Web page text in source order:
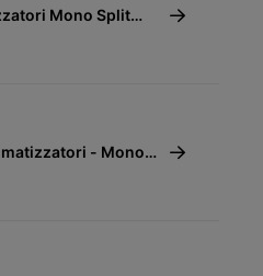
Mono Split
- Mono